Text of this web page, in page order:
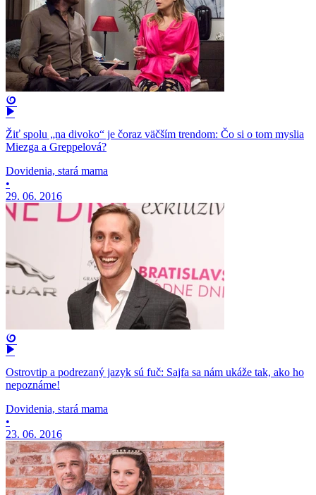
Žiť spolu „na divoko“ je čoraz väčším trendom: Čo si o tom myslia
Miezga a Greppelová?
Dovidenia, stará mama
•
29. 06. 2016
Ostrovtip a podrezaný jazyk sú fuč: Sajfa sa nám ukáže tak, ako ho
nepoznáme!
Dovidenia, stará mama
•
23. 06. 2016